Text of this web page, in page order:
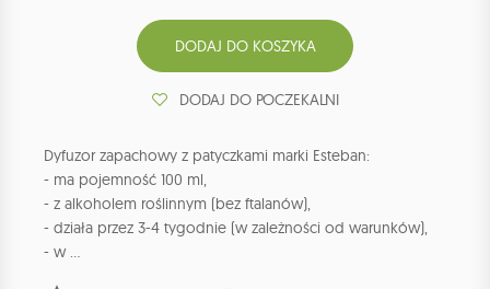
DODAJ DO POCZEKALNI
Dyfuzor zapachowy z patyczkami marki Esteban:
- ma pojemność 100 ml,
- z alkoholem roślinnym (bez ftalanów),
- działa przez 3-4 tygodnie (w zależności od warunków),
- w ...